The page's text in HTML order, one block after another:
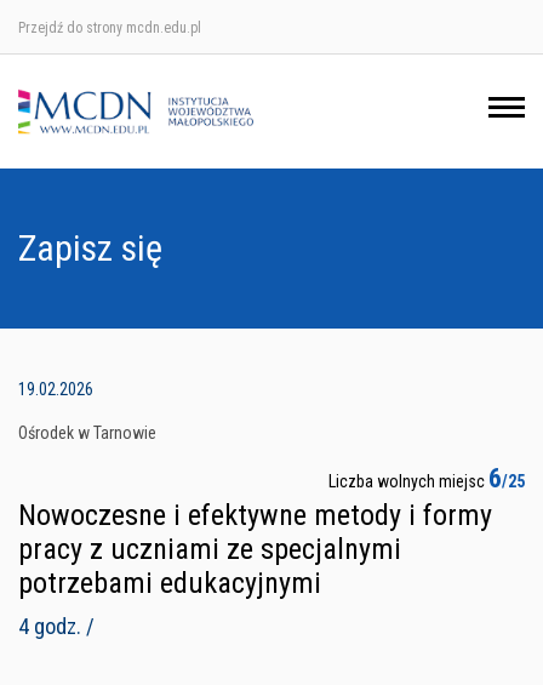
Przejdź do strony mcdn.edu.pl
Zapisz się
19.02.2026
Ośrodek w Tarnowie
Liczba wolnych miejsc 6/25
Nowoczesne i efektywne metody i formy
pracy z uczniami ze specjalnymi
potrzebami edukacyjnymi
4 godz. /
Ośrodek w Krakowie
Ośrodek w Nowym Sączu
Ośrodek w Tarnowie